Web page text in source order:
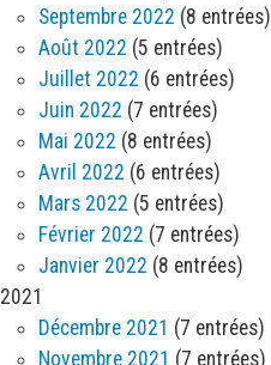
Septembre 2022 (8 entrées)
Août 2022 (5 entrées)
Juillet 2022 (6 entrées)
Juin 2022 (7 entrées)
Mai 2022 (8 entrées)
Avril 2022 (6 entrées)
Mars 2022 (5 entrées)
Février 2022 (7 entrées)
Janvier 2022 (8 entrées)
2021
Décembre 2021 (7 entrées)
Novembre 2021 (7 entrées)